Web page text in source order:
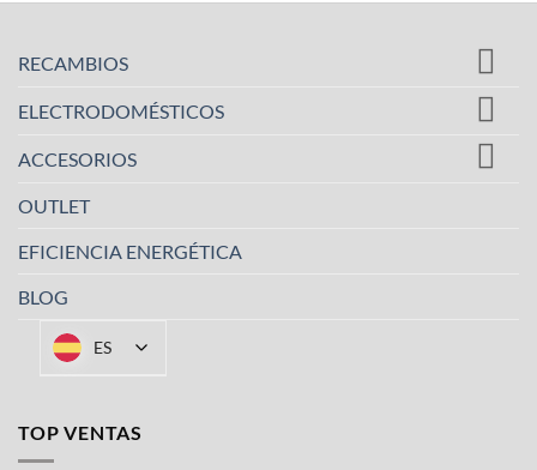
RECAMBIOS
ELECTRODOMÉSTICOS
ACCESORIOS
OUTLET
EFICIENCIA ENERGÉTICA
BLOG
ES
TOP VENTAS